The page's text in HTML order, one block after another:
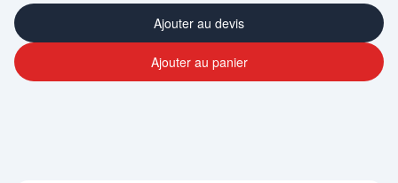
Ajouter au devis
Ajouter au panier